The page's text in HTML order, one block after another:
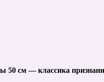
50 см — классика